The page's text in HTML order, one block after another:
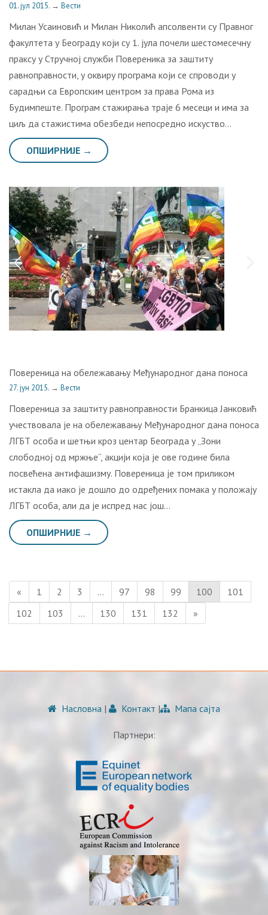
01. јул 2015. → Вести
Милан Усаиновић и Милан Николић апсолвенти су Правног
факултета у Београду који су 1. јула почели шестомесечну
праксу у Стручној служби Повереника за заштиту
равноправности, у оквиру програма који се спроводи у
сарадњи са Европским центром за права Рома из
Будимпеште. Програм стажирања траје 6 месеци и има за
циљ да стажистима обезбеди непосредно искуство…
ОПШИРНИЈЕ →
Повереница на обележавању Међународног дана поноса
27. јун 2015. → Вести
Повереница за заштиту равноправности Бранкица Јанковић
учествовала је на обележавању Међународног дана поноса
ЛГБТ особа и шетњи кроз центар Београда у „Зони
слободној од мржње“, акцији која је ове године била
посвећена антифашизму. Повереница је том приликом
истакла да иако је дошло до одређених помака у положају
ЛГБТ особа, али да је испред нас још…
ОПШИРНИЈЕ →
« 1 2 3 … 97 98 99 100
101
102
103 … 130 131 132 »
Насловна | Контакт | Мапа сајта
Партнери: